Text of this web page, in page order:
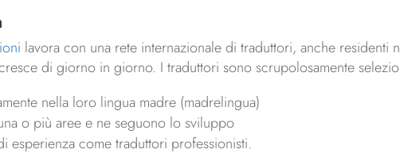
lavora con una rete internazionale di traduttori, anche
di giorno in giorno. I traduttori sono scrupolosamente
nella loro lingua madre (madrelingua)
o più aree e ne seguono lo sviluppo
esperienza come traduttori professionisti.